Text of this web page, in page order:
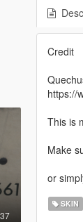
37
Credit
https://
This is
Make
or
SKIN